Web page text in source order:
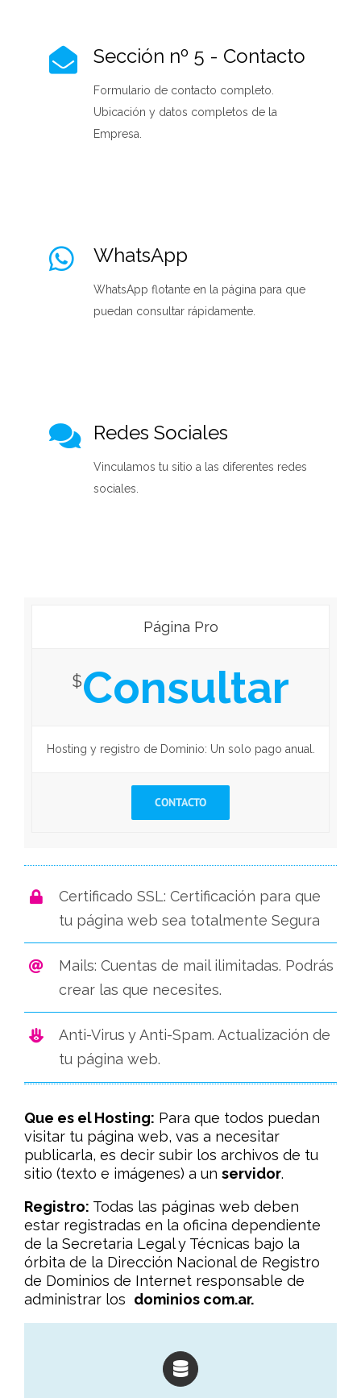
Sección nº 5 - Contacto
Formulario de contacto completo.
Ubicación y datos completos de la
Empresa.
WhatsApp
WhatsApp flotante en la página para que
puedan consultar rápidamente.
Redes Sociales
Vinculamos tu sitio a las diferentes redes
sociales.
Página Pro
$Consultar
Hosting y registro de Dominio: Un solo pago anual.
CONTACTO
Certificado SSL: Certificación para que
tu página web sea totalmente Segura
Mails: Cuentas de mail ilimitadas. Podrás
crear las que necesites.
Anti-Virus y Anti-Spam. Actualización de
tu página web.
Que es el Hosting: Para que todos puedan
visitar tu página web, vas a necesitar
publicarla, es decir subir los archivos de tu
sitio (texto e imágenes) a un servidor.
Registro: Todas las páginas web deben
estar registradas en la oficina dependiente
de la Secretaria Legal y Técnicas bajo la
órbita de la Dirección Nacional de Registro
de Dominios de Internet responsable de
administrar los dominios com.ar.